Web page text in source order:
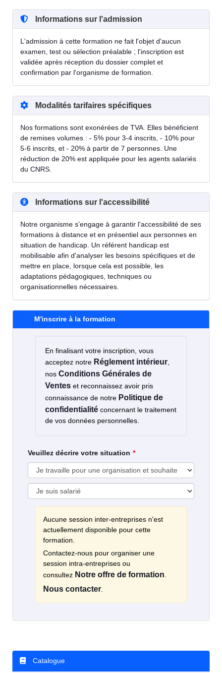
Informations sur l'admission
L'admission à cette formation ne fait l'objet d'aucun
examen, test ou sélection préalable ; l'inscription est
validée après réception du dossier complet et
confirmation par l'organisme de formation.
Modalités tarifaires spécifiques
Nos formations sont exonérées de TVA. Elles bénéficient
de remises volumes : - 5% pour 3-4 inscrits, - 10% pour
5-6 inscrits, et - 20% à partir de 7 personnes. Une
réduction de 20% est appliquée pour les agents salariés
du CNRS.
Informations sur l'accessibilité
Notre organisme s'engage à garantir l'accessibilité de ses
formations à distance et en présentiel aux personnes en
situation de handicap. Un référent handicap est
mobilisable afin d'analyser les besoins spécifiques et de
mettre en place, lorsque cela est possible, les
adaptations pédagogiques, techniques ou
organisationnelles nécessaires.
M'inscrire à la formation
En finalisant votre inscription, vous
acceptez notre Réglement intérieur
nos Conditions Générales de
Ventes et reconnaissez avoir pris
connaissance de notre Politique de
confidentialité concernant le traitement
de vos données personnelles.
Veuillez décrire votre situation
Aucune session inter-entreprises n'est
actuellement disponible pour cette
formation.
Contactez-nous pour organiser une
session intra-entreprises ou
consultez Notre offre de formation
Nous contacter
Catalogue